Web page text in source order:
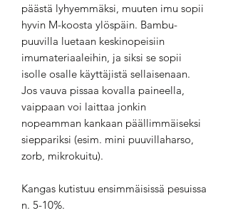
päästä lyhyemmäksi, muuten imu sopii
hyvin M-koosta ylöspäin. Bambu-
puuvilla luetaan keskinopeisiin
imumateriaaleihin, ja siksi se sopii
isolle osalle käyttäjistä sellaisenaan.
Jos vauva pissaa kovalla paineella,
vaippaan voi laittaa jonkin
nopeamman kankaan päällimmäiseksi
sieppariksi (esim. mini puuvillaharso,
zorb, mikrokuitu).
Kangas kutistuu ensimmäisissä pesuissa
n. 5-10%.